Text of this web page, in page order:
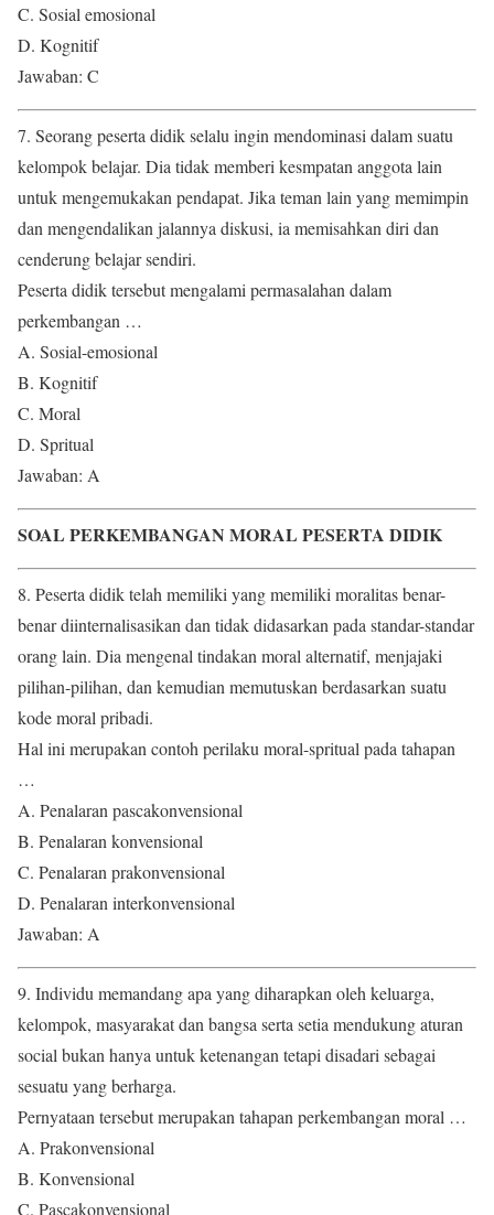
C. Sosial emosional
D. Kognitif
Jawaban: C
7. Seorang peserta didik selalu ingin mendominasi dalam suatu
kelompok belajar. Dia tidak memberi kesmpatan anggota lain
untuk mengemukakan pendapat. Jika teman lain yang memimpin
dan mengendalikan jalannya diskusi, ia memisahkan diri dan
cenderung belajar sendiri.
Peserta didik tersebut mengalami permasalahan dalam
perkembangan …
A. Sosial-emosional
B. Kognitif
C. Moral
D. Spritual
Jawaban: A
SOAL PERKEMBANGAN MORAL PESERTA DIDIK
8. Peserta didik telah memiliki yang memiliki moralitas benar-
benar diinternalisasikan dan tidak didasarkan pada standar-standar
orang lain. Dia mengenal tindakan moral alternatif, menjajaki
pilihan-pilihan, dan kemudian memutuskan berdasarkan suatu
kode moral pribadi.
Hal ini merupakan contoh perilaku moral-spritual pada tahapan
…
A. Penalaran pascakonvensional
B. Penalaran konvensional
C. Penalaran prakonvensional
D. Penalaran interkonvensional
Jawaban: A
9. Individu memandang apa yang diharapkan oleh keluarga,
kelompok, masyarakat dan bangsa serta setia mendukung aturan
social bukan hanya untuk ketenangan tetapi disadari sebagai
sesuatu yang berharga.
Pernyataan tersebut merupakan tahapan perkembangan moral …
A. Prakonvensional
B. Konvensional
C. Pascakonvensional